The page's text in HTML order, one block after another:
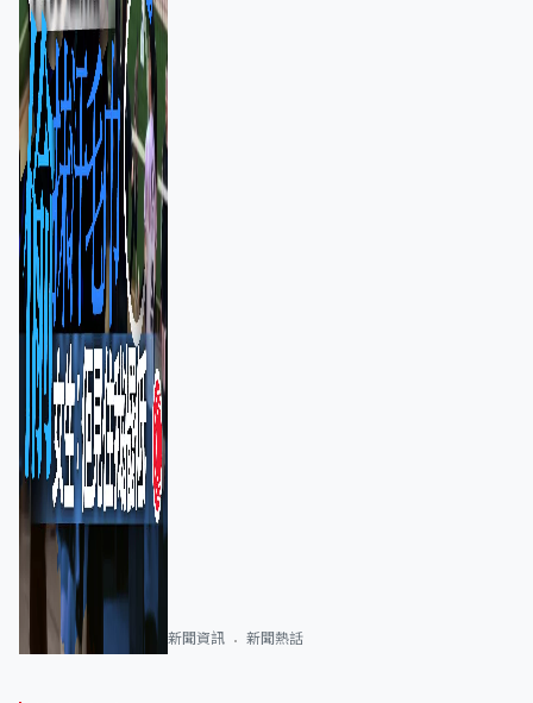
新聞資訊 新聞熱話